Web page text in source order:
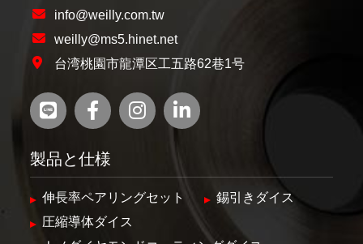
info@weilly.com.tw
weilly@ms5.hinet.net
台湾桃園市龍潭区工五路62巷1号
製品と仕様
伸長率ペアリングセット
錫引きダイス
圧縮導体ダイス